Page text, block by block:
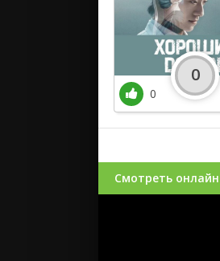
0
0
Смотреть онлайн